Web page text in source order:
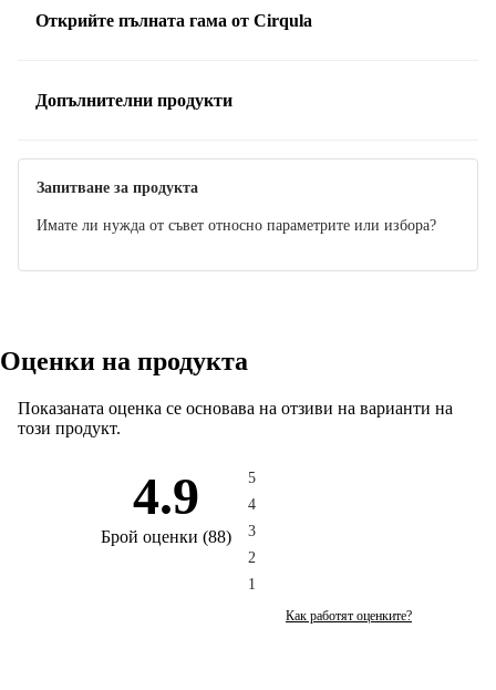
Открийте пълната гама от Cirqula
Допълнителни продукти
Запитване за продукта
Имате ли нужда от съвет относно параметрите или избора?
Оценки на продукта
Показаната оценка се основава на отзиви на варианти на
този продукт.
4.9
Брой оценки (88)
5
4
3
2
1
Как работят оценките?